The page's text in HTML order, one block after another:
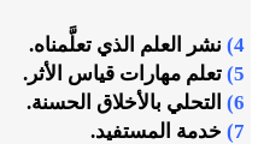
4) نشر العلم الذي تعلَّمناه.
5) تعلم مهارات قياس الأثر.
6)
التحلي بالأخلاق الحسنة.
7)
خدمة المستفيد.